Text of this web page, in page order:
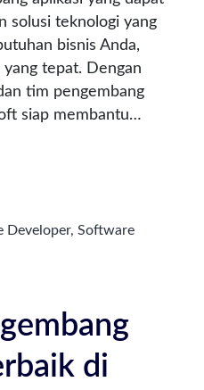
solusi teknologi yang
bisnis Anda,
tepat. Dengan
tim pengembang
siap membantu…
Developer, Software
di